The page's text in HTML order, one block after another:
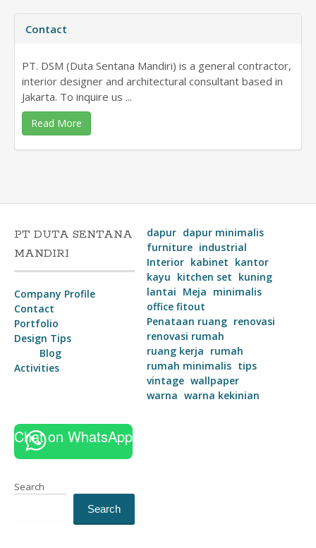
Contact
PT. DSM (Duta Sentana Mandiri) is a general contractor,
interior designer and architectural consultant based in
Jakarta. To inquire us ...
Read More
PT DUTA SENTANA
MANDIRI
Company Profile
Contact
Portfolio
Design Tips
Blog
Activities
dapur dapur minimalis
furniture industrial
Interior kabinet kantor
kayu kitchen set kuning
lantai Meja minimalis
office fitout
Penataan ruang renovasi
renovasi rumah
ruang kerja rumah
rumah minimalis tips
vintage wallpaper
warna warna kekinian
Chat on WhatsApp
Search
Search